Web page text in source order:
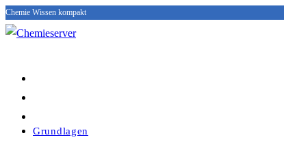
Zum
Inhalt
Chemie Wissen kompakt
Grundlagen